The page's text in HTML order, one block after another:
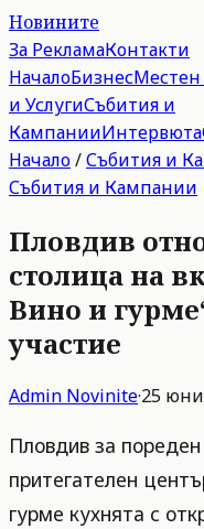
Новините
За РекламаКонтакти
НачалоБизнесМестен
и УслугиСъбития и
КампанииИнтервюта
Начало/Събития и
Събития и Кампании
Пловдив
столица на
Вино и
участие
Admin Novinite·25 юни
Пловдив за
притегателен
гурме кухнята с